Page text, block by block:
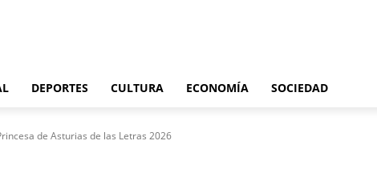
DEPORTES CULTURA ECONOMÍA SOCIEDAD
de Asturias de las Letras 2026